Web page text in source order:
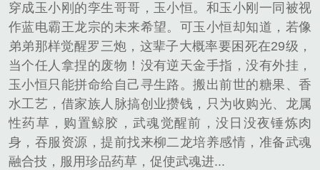
穿成玉小刚的孪生哥哥，玉小恒。和玉小刚一同被视
作蓝电霸王龙宗的未来希望。可玉小恒却知道，若像
弟弟那样觉醒罗三炮，这辈子大概率要困死在29级，
当个任人拿捏的废物！没有逆天金手指，没有外挂，
玉小恒只能拼命给自己寻生路。搬出前世的糖果、香
水工艺，借家族人脉搞创业攒钱，只为收购光、龙属
性药草，购置鲸胶，武魂觉醒前，没日没夜锤炼肉
身，吞服资源，提前找来柳二龙培养感情，准备武魂
融合技，服用珍品药草，促使武魂进...